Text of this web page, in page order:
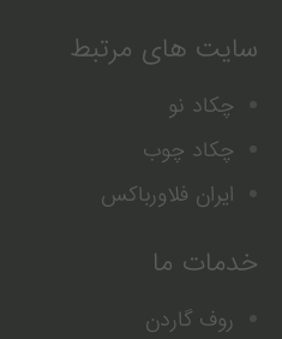
سایت های مرتبط
چکاد نو
چکاد چوب
ایران فلاورباکس
خدمات ما
روف گاردن